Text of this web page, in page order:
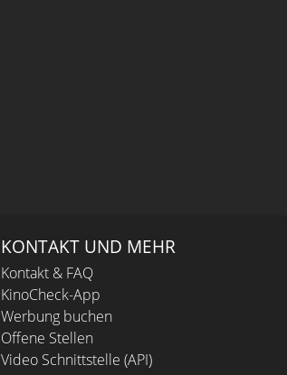
KONTAKT UND MEHR
Kontakt & FAQ
KinoCheck-App
Werbung buchen
Offene Stellen
Video Schnittstelle (API)